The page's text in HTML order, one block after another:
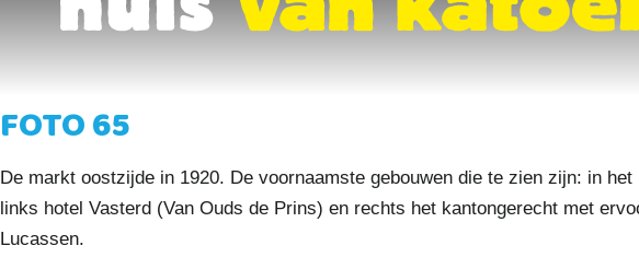
FOTO 65
De markt oostzijde in 1920. De voornaamste gebouwen die te zien zijn: in
links hotel Vasterd (Van Ouds de Prins) en rechts het kantongerecht met
Lucassen.